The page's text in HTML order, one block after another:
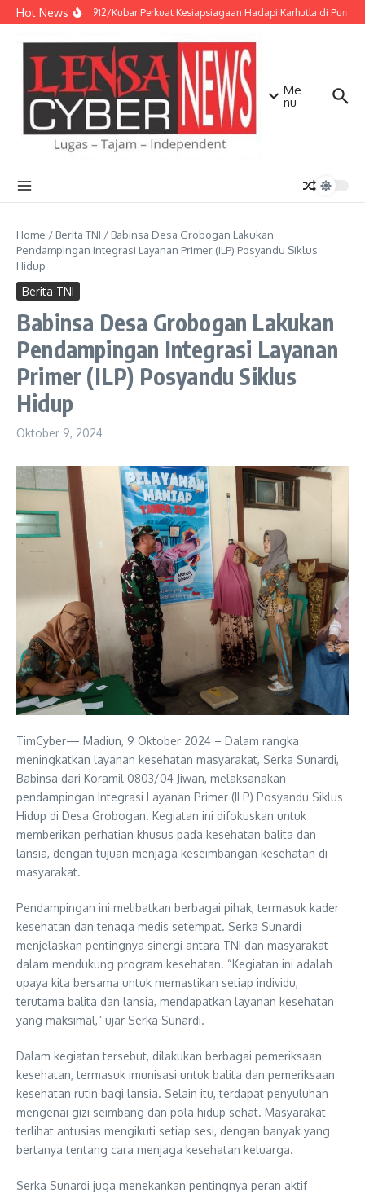
Lewati ke konten
Hot NewsKodim 0912/Kubar Perkuat Kesiapsiagaan Hadapi Karhutla di Puncak
Me
nu
Home / Berita TNI / Babinsa Desa Grobogan Lakukan
Pendampingan Integrasi Layanan Primer (ILP) Posyandu Siklus
Hidup
Berita TNI
Babinsa Desa Grobogan Lakukan
Pendampingan Integrasi Layanan
Primer (ILP) Posyandu Siklus
Hidup
Oktober 9, 2024
TimCyber— Madiun, 9 Oktober 2024 – Dalam rangka
meningkatkan layanan kesehatan masyarakat, Serka Sunardi,
Babinsa dari Koramil 0803/04 Jiwan, melaksanakan
pendampingan Integrasi Layanan Primer (ILP) Posyandu Siklus
Hidup di Desa Grobogan. Kegiatan ini difokuskan untuk
memberikan perhatian khusus pada kesehatan balita dan
lansia, dengan tujuan menjaga keseimbangan kesehatan di
masyarakat.
Pendampingan ini melibatkan berbagai pihak, termasuk kader
kesehatan dan tenaga medis setempat. Serka Sunardi
menjelaskan pentingnya sinergi antara TNI dan masyarakat
dalam mendukung program kesehatan. “Kegiatan ini adalah
upaya kita bersama untuk memastikan setiap individu,
terutama balita dan lansia, mendapatkan layanan kesehatan
yang maksimal,” ujar Serka Sunardi.
Dalam kegiatan tersebut, dilakukan berbagai pemeriksaan
kesehatan, termasuk imunisasi untuk balita dan pemeriksaan
kesehatan rutin bagi lansia. Selain itu, terdapat penyuluhan
mengenai gizi seimbang dan pola hidup sehat. Masyarakat
terlihat antusias mengikuti setiap sesi, dengan banyak yang
bertanya tentang cara menjaga kesehatan keluarga.
Serka Sunardi juga menekankan pentingnya peran aktif